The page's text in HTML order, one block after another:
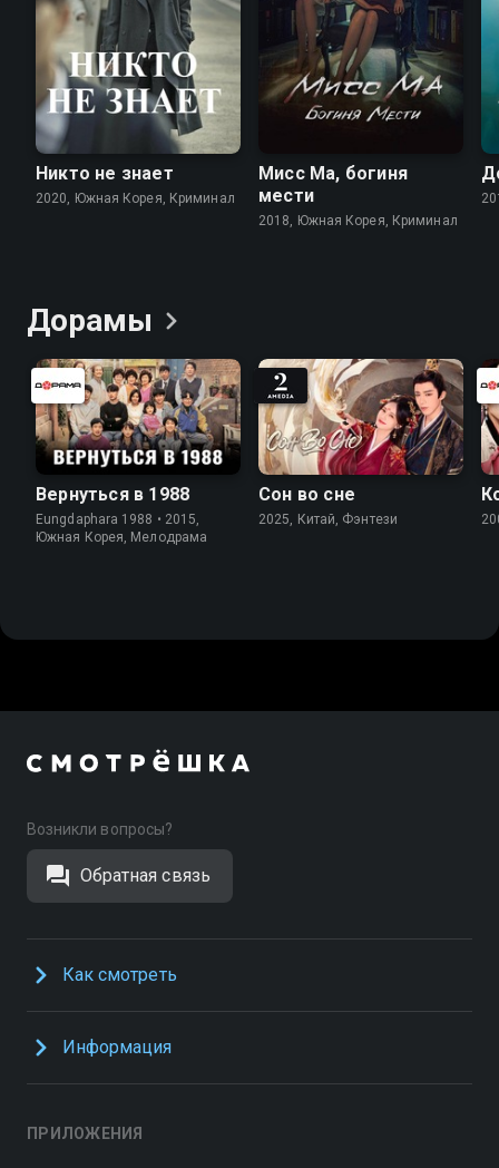
7.7 7.8
Никто не знает
2020, Южная Корея, Криминал
7.1
Мисс Ма, богиня
мести
2018, Южная Корея, Криминал
Дорамы
Вернуться в 1988
Eungdaphara 1988 • 2015,
Южная Корея, Мелодрама
Сон во сне
2025, Китай, Фэнтези
Возникли вопросы?
Обратная связь
Как смотреть
Информация
ПРИЛОЖЕНИЯ